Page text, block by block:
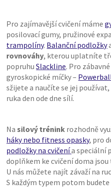
Pro zajímavější cvičení máme
posilovací gumy, pružinové
trampolíny. Balanční podložky
rovnováhy, kterou uplatníte
popruhuSlackline. Pro
gyroskopické míčky –
sžijete a naučíte se jej
ruka den ode dne sílí.
Nasilový trénink rozhodně
háky nebo fitness opasky, pro
podložky na cvičenía speciální
doplňkem ke cvičení doma
U nás můžete najít závaží na
S každým typem potom